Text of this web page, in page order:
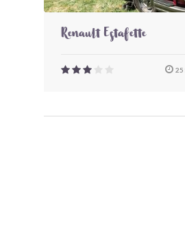
Renault Estafette
25